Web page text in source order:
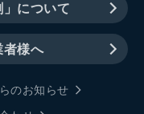
について
者様へ
のお知らせ